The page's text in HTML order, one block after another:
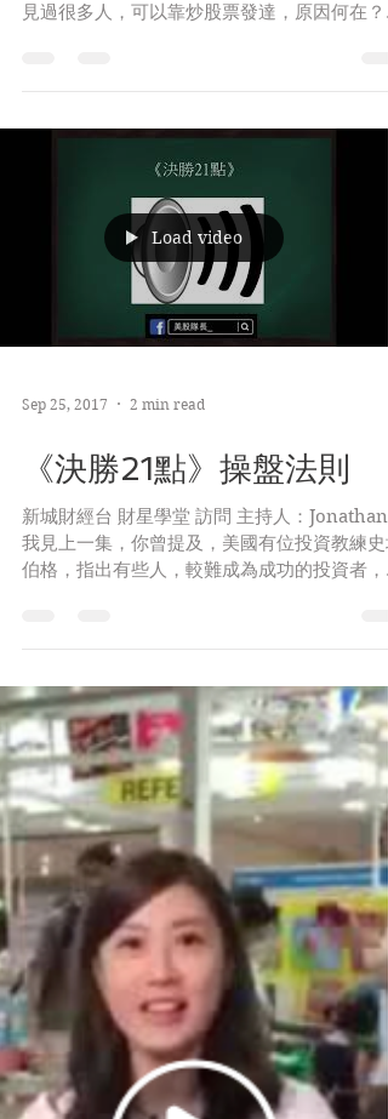
見過很多人，可以靠炒股票發達，原因何在？
樣。
Load video
Sep 25, 2017 2 min read
《決勝21點》操盤法則
新城財經台 財星學堂 訪問 主持人：Jonathan
我見上一集，你曾提及，美國有位投資教練史
伯格，指出有些人，較難成為成功的投資者，
文，親身教授時，有位交易員，令他印象十分